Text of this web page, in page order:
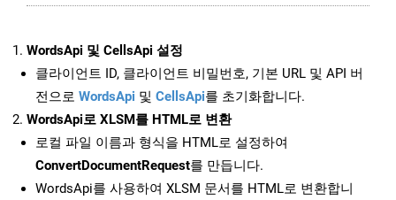
WordsApi 및 CellsApi 설정
클라이언트 ID, 클라이언트 비밀번호, 기본 URL 및 API 버
전으로 WordsApi 및 CellsApi를 초기화합니다.
WordsApi로 XLSM를 HTML로 변환
로컬 파일 이름과 형식을 HTML로 설정하여
ConvertDocumentRequest를 만듭니다.
WordsApi를 사용하여 XLSM 문서를 HTML로 변환합니